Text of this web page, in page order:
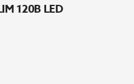
120B LED